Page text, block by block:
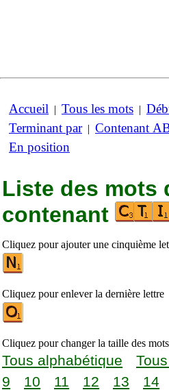
Accueil | Tous les mots |
Terminant par| Contenant
En position
Liste des mots
contenant
Cliquez pour ajouter une cinquième
Cliquez pour enlever la dernière lettre
Cliquez pour changer la taille des mots
Tous alphabétique
9
10 11 12 13 14